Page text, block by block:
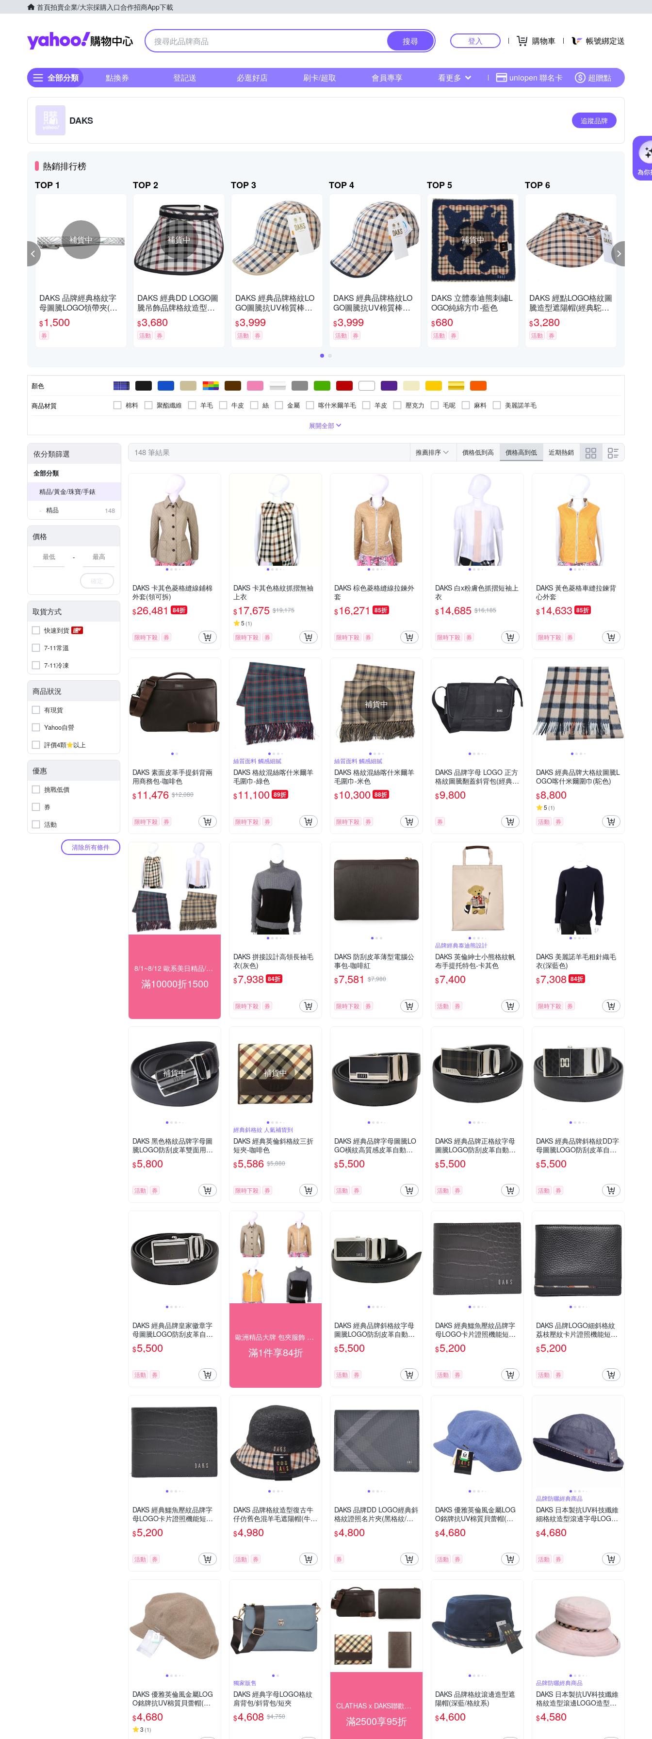
首頁拍賣企業/大宗採購入口合作招商App下載
Yahoo購物中心
搜尋 登入 購物車 帳號綁定送
全部分類 點換券 登記送 必逛好店 刷卡/超取 會員專享 看更多 uniopen 聯名卡 超贈點
DAKS 追蹤品牌
熱銷排行榜
TOP 1
補貨中
DAKS 品牌經典格紋字
母圖騰LOGO領帶夾(銀
色)
$1,500
券
TOP 2
補貨中
DAKS 經典DD LOGO圖
騰吊飾品牌格紋造型遮
陽帽(駝色)
$3,680
活動 券
TOP 3
DAKS 經典品牌格紋LO
GO圖騰抗UV棉質棒球
帽(卡其格/卡其邊)
$3,999
活動 券
TOP 4
DAKS 經典品牌格紋LO
GO圖騰抗UV棉質棒球
帽(卡其格/黑邊)
$3,999
活動 券
TOP 5
補貨中
DAKS 立體泰迪熊刺繡L
OGO純綿方巾-藍色
$680
活動 券
TOP 6
DAKS 經點LOGO格紋圖
騰造型遮陽帽(經典駝色
格)
$3,280
活動 券
顏色
商品材質 棉料 聚酯纖維 羊毛 牛皮 絲 金屬 喀什米爾羊毛 羊皮 壓克力 毛呢 麻料 美麗諾羊毛
方巾/居家用品
肩背包尼龍
展開全部
依分類篩選
全部分類
精品/黃金/珠寶/手錶
精品
148
價格
-
確定
取貨方式
快速到貨
7-11常溫
7-11冷凍
商品狀況
有現貨
Yahoo自營
評價4顆
以上
優惠
挑戰低價
券
活動
清除所有條件
148 筆結果 推薦排序 價格低到高 價格高到低 近期熱銷
DAKS 卡其色菱格縫線鋪棉
外套(領可拆)
$26,481 84折
限時下殺 券
DAKS 卡其色格紋抓摺無袖
上衣
$17,675 $19,175
5 (1)
限時下殺 券
DAKS 棕色菱格縫線拉鍊外
套
$16,271 85折
限時下殺 券
DAKS 白x粉膚色抓摺短袖上
衣
$14,685 $16,185
限時下殺 券
DAKS 黃色菱格車縫拉鍊背
心外套
$14,633 85折
限時下殺 券
DAKS 素面皮革手提斜背兩
用商務包-咖啡色
$11,476 $12,080
限時下殺 券
絲質面料 觸感細膩
DAKS 格紋混絲喀什米爾羊
毛圍巾-綠色
$11,100 89折
限時下殺 券
補貨中
絲質面料 觸感細膩
DAKS 格紋混絲喀什米爾羊
毛圍巾-米色
$10,300 88折
限時下殺 券
DAKS 品牌字母 LOGO 正方
格紋圖騰翻蓋斜背包(經典黑
系)
$9,800
券
DAKS 經典品牌大格紋圖騰L
OGO喀什米爾圍巾(駝色)
$8,800
5 (1)
活動 券
8/1~8/12 歐系美日精品/服飾/黃金 滿$10000現折1500
滿10000折1500
DAKS 拼接設計高領長袖毛
衣(灰色)
$7,938 84折
限時下殺 券
DAKS 防刮皮革薄型電腦公
事包-咖啡紅
$7,581 $7,980
限時下殺 券
品牌經典泰迪熊設計
DAKS 英倫紳士小熊格紋帆
布手提托特包-卡其色
$7,400
活動 券
DAKS 美麗諾羊毛粗針織毛
衣(深藍色)
$7,308 84折
限時下殺 券
補貨中
DAKS 黑色格紋品牌字母圖
騰LOGO防刮皮革雙面用釦
針式皮帶(黑/深咖啡/銀色皮
帶頭)
$5,800
活動 券
補貨中
經典斜格紋 人氣補貨到
DAKS 經典英倫斜格紋三折
短夾-咖啡色
$5,586 $5,880
限時下殺 券
DAKS 經典品牌字母圖騰LO
GO橫紋高質感皮革自動釦
皮帶(黑皮帶/銀色皮帶頭)
$5,500
活動 券
DAKS 經典品牌正格紋字母
圖騰LOGO防刮皮革自動釦
皮帶(黑皮帶/銀色皮帶頭)
$5,500
活動 券
DAKS 經典品牌斜格紋DD字
母圖騰LOGO防刮皮革自動
釦皮帶(黑皮帶/銀色皮帶頭)
$5,500
活動 券
DAKS 經典品牌皇家徽章字
母圖騰LOGO防刮皮革自動
釦皮帶(黑皮帶/銀色皮帶頭)
$5,500
活動 券
歐洲精品大牌 包夾服飾 結帳84折
滿1件享84折
DAKS 經典品牌斜格紋字母
圖騰LOGO防刮皮革自動釦
皮帶(黑皮帶/銀色皮帶頭)
$5,500
活動 券
DAKS 經典鱷魚壓紋品牌字
母LOGO卡片證照機能短夾
(深咖啡色)
$5,200
活動 券
DAKS 品牌LOGO細斜格紋
荔枝壓紋卡片證照機能短夾
(黑色/經典格紋)
$5,200
活動 券
DAKS 經典鱷魚壓紋品牌字
母LOGO卡片證照機能短夾
(黑色)
$5,200
活動 券
DAKS 品牌格紋造型復古牛
仔仿舊色混羊毛遮陽帽(牛仔
黑/駝色格)
$4,980
活動 券
DAKS 品牌DD LOGO經典斜
格紋證照名片夾(黑格紋/黑
色)
$4,800
券
DAKS 優雅英倫風金屬LOG
O銘牌抗UV棉質貝蕾帽(單
寧藍色)
$4,680
活動 券
品牌防曬經典商品
DAKS 日本製抗UV科技纖維
細格紋造型滾邊字母LOGO
刺繡造型帽(單寧藍色)
$4,680
活動 券
DAKS 優雅英倫風金屬LOG
O銘牌抗UV棉質貝蕾帽(駝
色)
$4,680
3 (1)
獨家販售
DAKS 經典字母LOGO格紋
肩背包/斜背包/短夾
$4,608 $4,750
CLATHAS x DAKS聯歡慶全館5折起
滿2500享95折
DAKS 品牌格紋滾邊造型遮
陽帽(深藍/格紋系)
$4,600
品牌防曬經典商品
DAKS 日本製抗UV科技纖維
格紋造型滾邊LOGO造型帽
(粉紅色)
$4,580